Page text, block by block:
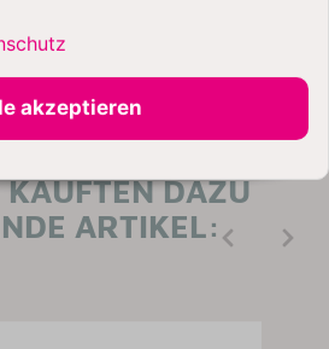
DAZU
ARTIKEL:
akzeptieren